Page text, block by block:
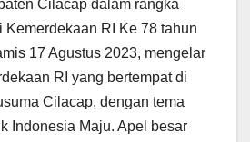
Cilacap dalam rangka
Kemerdekaan RI Ke 78 tahun
17 Agustus 2023, mengelar
RI yang bertempat di
Cilacap, dengan tema
Indonesia Maju. Apel besar